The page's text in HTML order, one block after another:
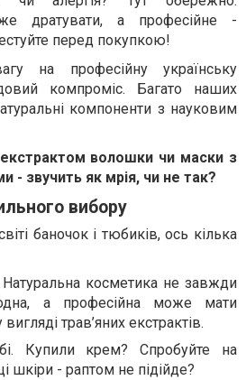
дратувати, а професійне -
перед покупкою!
на професійну українську
компроміс. Багато наших
компоненти з науковим
волошки чи маски з
- звучить як мрія, чи не так?
вибору
баночок і тюбиків, ось кілька
Натуральна косметика не завжди
а професійна може мати
трав’яних екстрактів.
Купили крем? Спробуйте на
шкіри - раптом не підійде?